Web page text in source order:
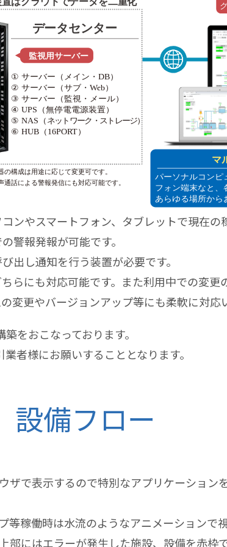
ンやスマートフォン、タブレットで現在の
警報発報が可能です。
出し通知を行う装置が必要です。
らにも対応可能です。また利用中での変更
変更やバージョンアップ等にも柔軟に対応
をおこなっております。
者様にお願いすることとなります。
設備フロー
ザで表示するので特別なアプリケーション
等稼働時は水流のようなアニメーションで
部にはエラーが発生した施設、設備を赤枠